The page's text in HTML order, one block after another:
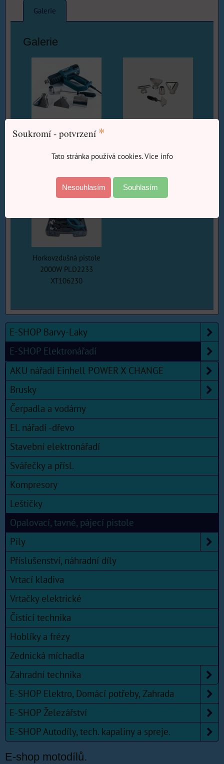
Galerie
Galerie
Horkovzdušná pistole
XT106230
XT106230
Horkovzdušná pistole
2000W PLD2233
XT106230
E-SHOP Barvy-Laky
E-SHOP Elektronářadí
AKU nářadí Einhell POWER X CHANGE
Brusky
Čerpadla a vodárny
El. nářadí -dřevo
Stavební elektronářadí
Svářečky a přísl.
Kompresory
Leštičky
Opalovací, tavné, pájecí pistole
Pily
Příslušenství, náhradní díly
Vrtací kladiva
Vrtačky elektrické
Čistící technika
Hoblíky a frézy
Zednická míchadla
Zahradní technika
E-SHOP Elektro, Domácí potřeby, Zahrada
E-SHOP Železářství
E-SHOP Autodíly, tech. kapaliny a spreje.
E-shop motodílů.
Soukromí - potvrzení *
Tato stránka používá cookies. Vice info
Nesouhlasím Souhlasím